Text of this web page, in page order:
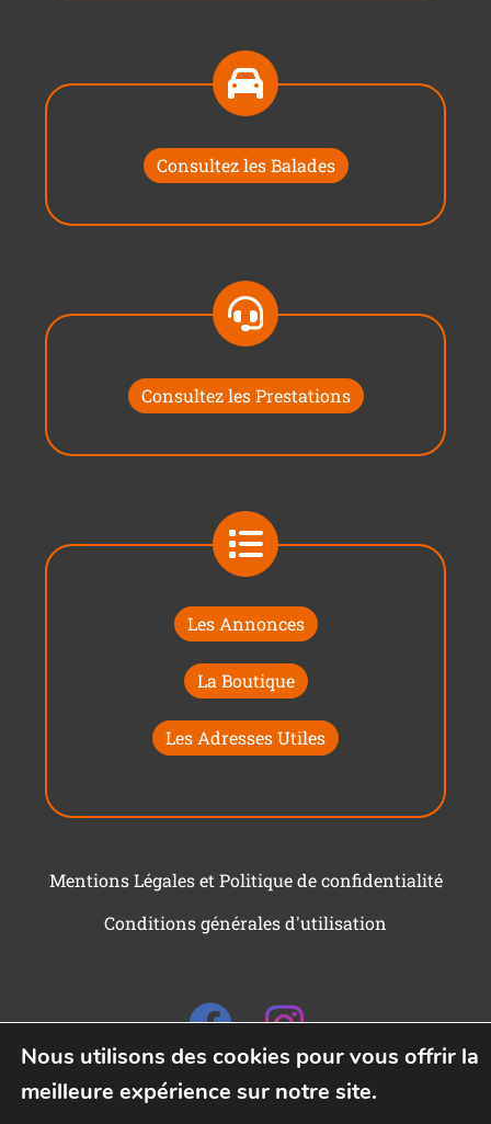
Consultez les Balades
Consultez les Prestations
Les Annonces
La Boutique
Les Adresses Utiles
Mentions Légales et Politique de confidentialité
Conditions générales d'utilisation
Nous utilisons des cookies pour vous offrir la
meilleure expérience sur notre site.